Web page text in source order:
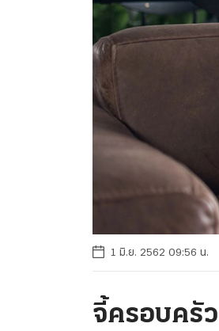
1 มิ.ย. 2562 09:56 น.
จี้ครอบครั